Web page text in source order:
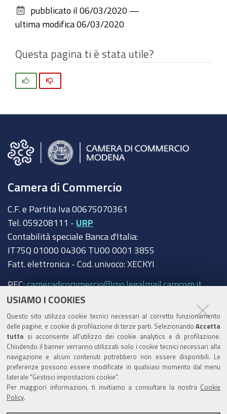
USIAMO I COOKIES
Questo sito utilizza cookie tecnici necessari al corretto funzionamento
delle pagine, e cookie di profilazione di terze parti. Selezionando Accetta
tutto si acconsente all’utilizzo dei cookie analytics e di profilazione.
Chiudendo il banner verranno utilizzati solo i cookie tecnici necessari alla
navigazione e alcuni contenuti potrebbero non essere disponibili. Le
preferenze possono essere modificate in qualsiasi momento dal menu
laterale "Gestisci impostazioni cookie".
Per maggiori informazioni, ti invitiamo a consultare la nostra Cookie
Policy
documento
pubblicato il 06/03/2020 —
ultima modifica 06/03/2020
Questa pagina ti è stata utile?
Camera di Commercio
C.F. e Partita Iva 00675070361
Tel. 059208111 - URP
Contabilità speciale Banca d'Italia:
IT75Q 01000 04306 TU00 0001 3855
Fatt. elettronica - Cod. univoco: XECKYI
PEC:cameradicommercio@mo.legalmail.camcom.it
Trasparenza
Amministrazione trasparente
Albo Camerale
Pubblicità Legale
Area riservata Amministratori